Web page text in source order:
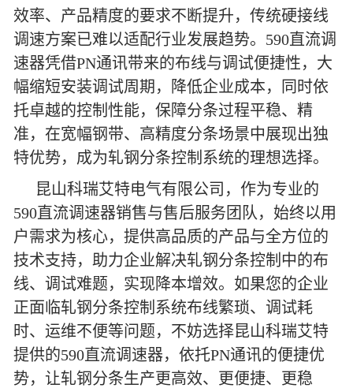
效率、产品精度的要求不断提升，传统硬接线
调速方案已难以适配行业发展趋势。590直流调
速器凭借PN通讯带来的布线与调试便捷性，大
幅缩短安装调试周期，降低企业成本，同时依
托卓越的控制性能，保障分条过程平稳、精
准，在宽幅钢带、高精度分条场景中展现出独
特优势，成为轧钢分条控制系统的理想选择。
昆山科瑞艾特电气有限公司，作为专业的
590直流调速器销售与售后服务团队，始终以用
户需求为核心，提供高品质的产品与全方位的
技术支持，助力企业解决轧钢分条控制中的布
线、调试难题，实现降本增效。如果您的企业
正面临轧钢分条控制系统布线繁琐、调试耗
时、运维不便等问题，不妨选择昆山科瑞艾特
提供的590直流调速器，依托PN通讯的便捷优
势，让轧钢分条生产更高效、更便捷、更稳